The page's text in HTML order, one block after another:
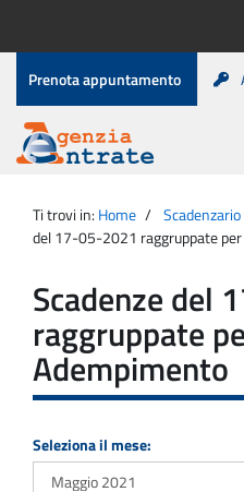
contenuto
Menu
di
servizio
Prenota appuntamento
Agenzia
Entrate
principale
Ti trovi in: Home
del 17-05-2021 raggruppate
Scadenze del
raggruppate
Adempimento
Seleziona il mese: